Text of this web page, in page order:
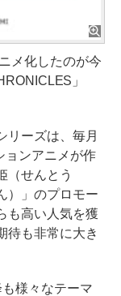
メ化したのが今
」
リーズは、毎月
ョンアニメが作
（せんとう
）」のプロモー
も高い人気を獲
待も非常に大き
様々なテーマ